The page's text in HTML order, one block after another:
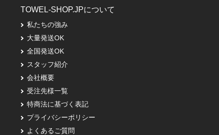
TOWEL-SHOP.JPについて
私たちの強み
大量発送OK
全国発送OK
スタッフ紹介
会社概要
受注先様一覧
特商法に基づく表記
プライバシーポリシー
よくあるご質問